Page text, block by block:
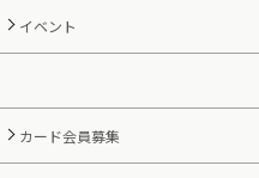
イベント
カード会員募集